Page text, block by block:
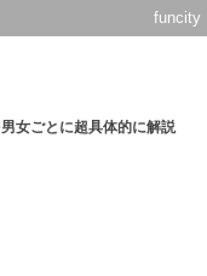
funcity
女ごとに超具体的に解説